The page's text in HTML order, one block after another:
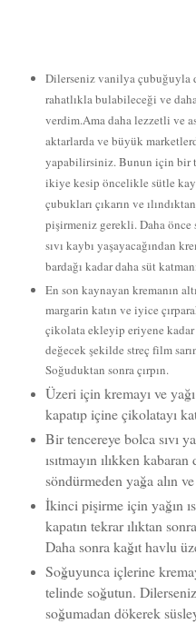
Dilerseniz vanilya çubuğuyla
rahatlıkla bulabileceği ve
verdim.Ama daha lezzetli ve
aktarlarda ve büyük
yapabilirsiniz. Bunun için bir
ikiye kesip öncelikle sütle
çubukları çıkarın ve
pişirmeniz gerekli. Daha önce
sıvı kaybı yaşayacağından
bardağı kadar daha süt
En son kaynayan kremanın
margarin katın ve iyice
çikolata ekleyip eriyene kadar
değecek şekilde streç film
Soğuduktan sonra çırpın.
Üzeri için kremayı ve yağı
kapatıp içine çikolatayı
Bir tencereye bolca sıvı
ısıtmayın ılıkken
söndürmeden yağa alın
İkinci pişirme için yağın
kapatın tekrar ılıktan
Daha sonra kağıt havlu
Soğuyunca içlerine
telinde soğutun. Dilerseniz
soğumadan dökerek